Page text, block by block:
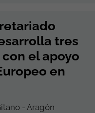
tres
el apoyo
en
- Aragón